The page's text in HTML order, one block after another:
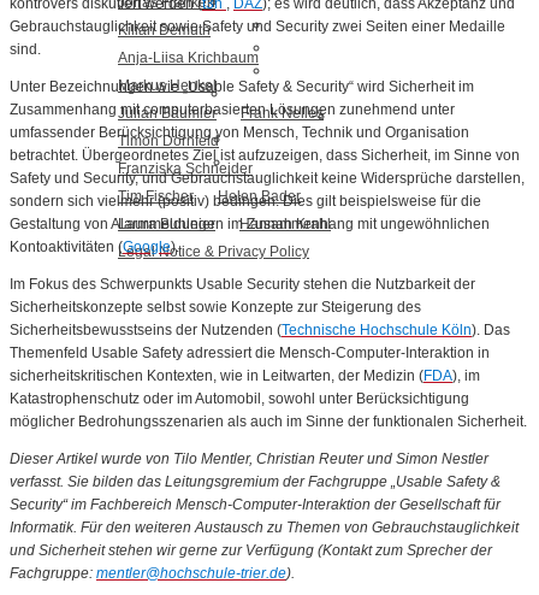
Kilian Demuth
Anja-Liisa Krichbaum
Markus Henkel
Julian Bäumler
Frank Nelles
Timon Dörnfeld
Franziska Schneider
Tim Fischer
Helen Bader
Laura Buhleier
Hannah Krahl
Legal Notice & Privacy Policy
kontrovers diskutiert werden (t3n , DAZ); es wird deutlich, dass Akzeptanz und
Gebrauchstauglichkeit sowie Safety und Security zwei Seiten einer Medaille
sind.
Unter Bezeichnungen wie „Usable Safety & Security“ wird Sicherheit im
Zusammenhang mit computerbasierten Lösungen zunehmend unter
umfassender Berücksichtigung von Mensch, Technik und Organisation
betrachtet. Übergeordnetes Ziel ist aufzuzeigen, dass Sicherheit, im Sinne von
Safety und Security, und Gebrauchstauglichkeit keine Widersprüche darstellen,
sondern sich vielmehr (positiv) bedingen. Dies gilt beispielsweise für die
Gestaltung von Alarmmeldungen im Zusammenhang mit ungewöhnlichen
Kontoaktivitäten (Google).
Im Fokus des Schwerpunkts Usable Security stehen die Nutzbarkeit der
Sicherheitskonzepte selbst sowie Konzepte zur Steigerung des
Sicherheitsbewusstseins der Nutzenden (Technische Hochschule Köln). Das
Themenfeld Usable Safety adressiert die Mensch-Computer-Interaktion in
sicherheitskritischen Kontexten, wie in Leitwarten, der Medizin (FDA), im
Katastrophenschutz oder im Automobil, sowohl unter Berücksichtigung
möglicher Bedrohungsszenarien als auch im Sinne der funktionalen Sicherheit.
Dieser Artikel wurde von Tilo Mentler, Christian Reuter und Simon Nestler
verfasst. Sie bilden das Leitungsgremium der Fachgruppe „Usable Safety &
Security“ im Fachbereich Mensch-Computer-Interaktion der Gesellschaft für
Informatik. Für den weiteren Austausch zu Themen von Gebrauchstauglichkeit
und Sicherheit stehen wir gerne zur Verfügung (Kontakt zum Sprecher der
Fachgruppe: mentler@hochschule-trier.de).